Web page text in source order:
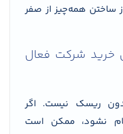
ساختن همه‌چیز از صفر
شرکت فعال
ریسک نیست. اگر
نشود، ممکن است